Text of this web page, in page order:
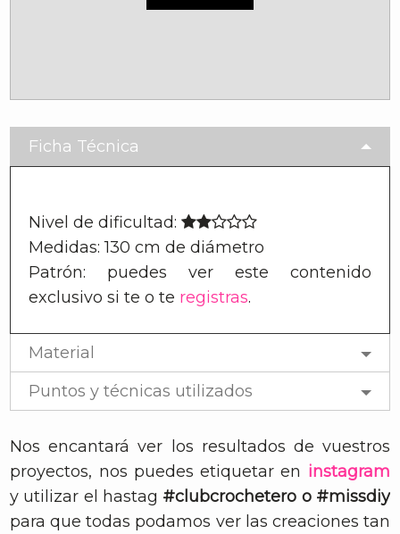
Ficha Técnica
Nivel de dificultad:
Medidas: 130 cm de diámetro
Patrón: puedes ver este contenido
exclusivo si teo te registras.
Material
Puntos y técnicas utilizados
Nos encantará ver los resultados de vuestros
proyectos, nos puedes etiquetar en instagram
y utilizar el hastag #clubcrochetero o #missdiy
para que todas podamos ver las creaciones tan